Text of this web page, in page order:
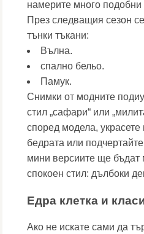
намерите много
През следващия сезон
тънки тъкани:
Вълна.
спално бельо.
Памук.
Снимки от модните
стил „сафари“ или
според модела,
бедрата или
мини версиите ще
спокоен стил: дълбоки
Едра клетка и
Ако не искате сами да